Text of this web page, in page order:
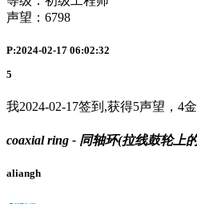
声望： 6798
P:2024-02-17 06:02:32
5
我2024-02-17签到,获得5声望，4
coaxial ring - 同轴环(拉线鼓轮上
aliangh